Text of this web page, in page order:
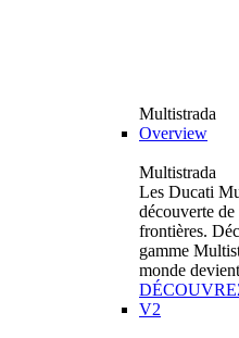
Multistrada
Overview
Multistrada
Les Ducati
découverte
frontières.
gamme
monde
V2